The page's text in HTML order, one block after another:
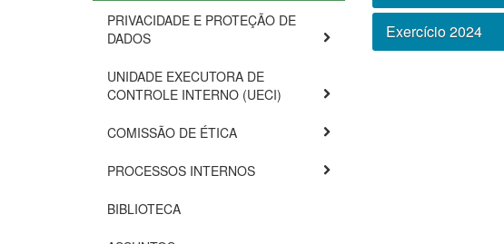
PRIVACIDADE E PROTEÇÃO DE
DADOS
UNIDADE EXECUTORA DE
CONTROLE INTERNO (UECI)
COMISSÃO DE ÉTICA
PROCESSOS INTERNOS
BIBLIOTECA
Exercício 2024